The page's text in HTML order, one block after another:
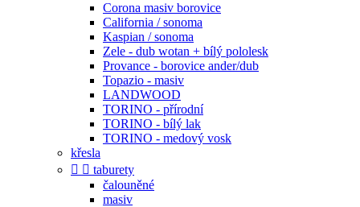
Corona masiv borovice
California / sonoma
Kaspian / sonoma
Zele - dub wotan + bílý pololesk
Provance - borovice ander/dub
Topazio - masiv
LANDWOOD
TORINO - přírodní
TORINO - bílý lak
TORINO - medový vosk
křesla
  taburety
čalouněné
masiv